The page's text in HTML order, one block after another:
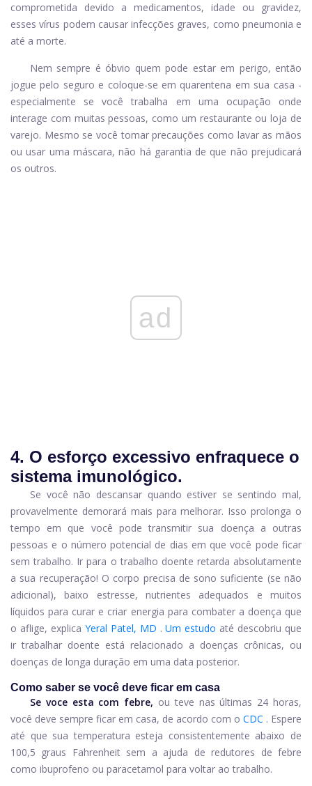
comprometida devido a medicamentos, idade ou gravidez,
esses vírus podem causar infecções graves, como pneumonia e
até a morte.
Nem sempre é óbvio quem pode estar em perigo, então
jogue pelo seguro e coloque-se em quarentena em sua casa -
especialmente se você trabalha em uma ocupação onde
interage com muitas pessoas, como um restaurante ou loja de
varejo. Mesmo se você tomar precauções como lavar as mãos
ou usar uma máscara, não há garantia de que não prejudicará
os outros.
ad
4. O esforço excessivo enfraquece o
sistema imunológico.
Se você não descansar quando estiver se sentindo mal,
provavelmente demorará mais para melhorar. Isso prolonga o
tempo em que você pode transmitir sua doença a outras
pessoas e o número potencial de dias em que você pode ficar
sem trabalho. Ir para o trabalho doente retarda absolutamente
a sua recuperação! O corpo precisa de sono suficiente (se não
adicional), baixo estresse, nutrientes adequados e muitos
líquidos para curar e criar energia para combater a doença que
o aflige, explica Yeral Patel, MD . Um estudo até descobriu que
ir trabalhar doente está relacionado a doenças crônicas, ou
doenças de longa duração em uma data posterior.
Como saber se você deve ficar em casa
Se voce esta com febre, ou teve nas últimas 24 horas,
você deve sempre ficar em casa, de acordo com o CDC . Espere
até que sua temperatura esteja consistentemente abaixo de
100,5 graus Fahrenheit sem a ajuda de redutores de febre
como ibuprofeno ou paracetamol para voltar ao trabalho.